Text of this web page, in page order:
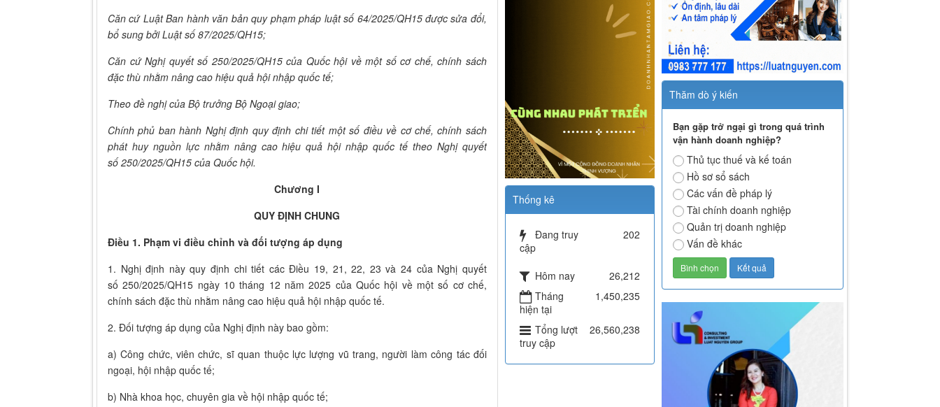
Căn cứ Luật Ban hành văn bản quy phạm pháp luật số 64/2025/QH15 được sửa đổi,
bổ sung bởi Luật số 87/2025/QH15;
Căn cứ Nghị quyết số 250/2025/QH15 của Quốc hội về một số cơ chế, chính sách
đặc thù nhằm nâng cao hiệu quả hội nhập quốc tế;
Theo đề nghị của Bộ trưởng Bộ Ngoại giao;
Chính phủ ban hành Nghị định quy định chi tiết một số điều về cơ chế, chính sách
phát huy nguồn lực nhằm nâng cao hiệu quả hội nhập quốc tế theo Nghị quyết
số 250/2025/QH15 của Quốc hội.
Chương I
QUY ĐỊNH CHUNG
Điều 1. Phạm vi điều chỉnh và đối tượng áp dụng
1. Nghị định này quy định chi tiết các Điều 19, 21, 22, 23 và 24 của Nghị quyết
số 250/2025/QH15 ngày 10 tháng 12 năm 2025 của Quốc hội về một số cơ chế,
chính sách đặc thù nhằm nâng cao hiệu quả hội nhập quốc tế.
2. Đối tượng áp dụng của Nghị định này bao gồm:
a) Công chức, viên chức, sĩ quan thuộc lực lượng vũ trang, người làm công tác đối
ngoại, hội nhập quốc tế;
b) Nhà khoa học, chuyên gia về hội nhập quốc tế;
Thăm dò ý kiến
Bạn gặp trở ngại gì trong quá trình
vận hành doanh nghiệp?
Thủ tục thuế và kế toán
Hồ sơ sổ sách
Các vấn đề pháp lý
Tài chính doanh nghiệp
Quản trị doanh nghiệp
Vấn đề khác
Thống kê
Đang truy
cập
202
Hôm nay
26,212
Tháng
hiện tại
1,450,235
Tổng lượt
truy cập
26,560,238